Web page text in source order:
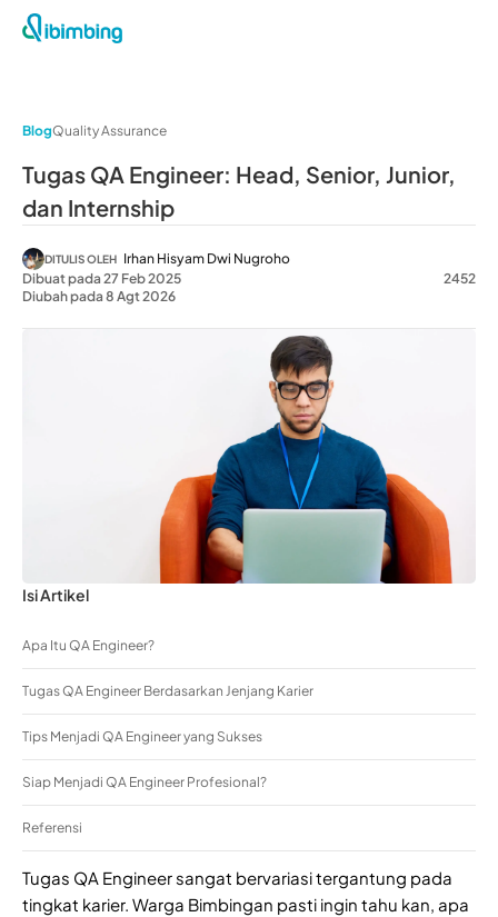
BlogQuality Assurance
Tugas QA Engineer: Head, Senior, Junior,
dan Internship
DITULIS OLEH Irhan Hisyam Dwi Nugroho
Dibuat pada 27 Feb 2025
Diubah pada 8 Agt 2026
2452
Isi Artikel
Apa Itu QA Engineer?
Tugas QA Engineer Berdasarkan Jenjang Karier
Tips Menjadi QA Engineer yang Sukses
Siap Menjadi QA Engineer Profesional?
Referensi
Tugas QA Engineer sangat bervariasi tergantung pada
tingkat karier. Warga Bimbingan pasti ingin tahu kan, apa